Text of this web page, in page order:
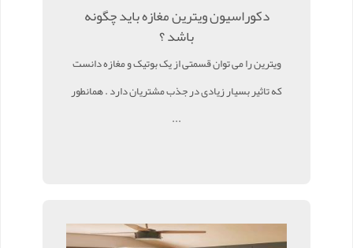
دکوراسیون ویترین مغازه باید چگونه
باشد ؟
ویترین را می توان قسمتی از یک بوتیک و مغازه دانست
که تاثیر بسیار زیادی در جذب مشتریان دارد . همانطور
...